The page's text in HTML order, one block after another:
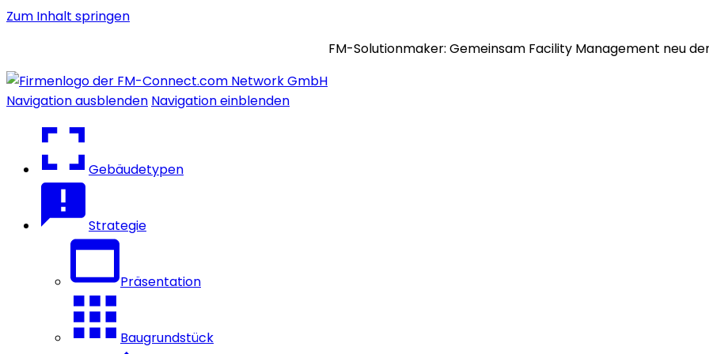
Zum Inhalt springen
FM-Solutionmaker: Gemeinsam Facility Management neu
Navigation ausblenden Navigation einblenden
Gebäudetypen
Strategie
Präsentation
Baugrundstück